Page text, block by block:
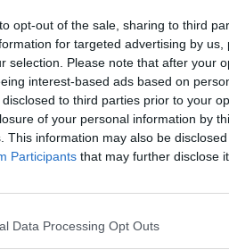
opt-out of the sale, sharing to third
for targeted advertising by
selection. Please note that after your
interest-based ads based on
to third parties prior to your
of your personal information by
This information may also be
Participants that may further disclose
Data Processing Opt Outs
iscriviti allaNewsletter
nella tua casella di posta.
a Fano